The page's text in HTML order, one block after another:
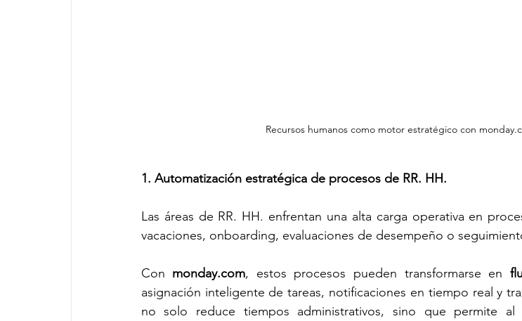
Recursos humanos como motor estratégico con
1. Automatización estratégica de procesos de RR. HH.
Las áreas de RR. HH. enfrentan una alta carga operativa en
vacaciones, onboarding, evaluaciones de desempeño o
Con monday.com, estos procesos pueden transformarse en
asignación inteligente de tareas, notificaciones en tiempo real y
no solo reduce tiempos administrativos, sino que permite